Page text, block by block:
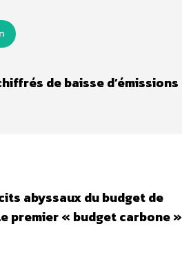
de baisse d’émissions
abyssaux du budget de
premier « budget carbone »